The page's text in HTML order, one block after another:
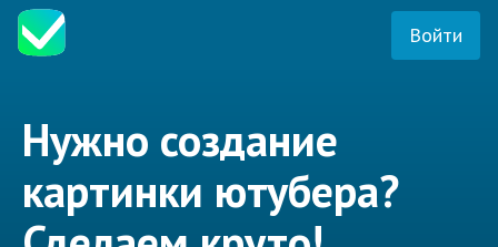
Войти
Нужно создание
картинки ютубера?